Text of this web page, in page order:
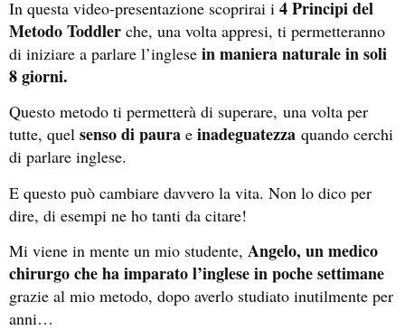
In questa video-presentazione scoprirai i 4 Principi del
Metodo Toddler che, una volta appresi, ti permetteranno
di iniziare a parlare l’inglese in maniera naturale in soli
8 giorni.
Questo metodo ti permetterà di superare, una volta per
tutte, quel senso di paura e inadeguatezza quando cerchi
di parlare inglese.
E questo può cambiare davvero la vita. Non lo dico per
dire, di esempi ne ho tanti da citare!
Mi viene in mente un mio studente, Angelo, un medico
chirurgo che ha imparato l’inglese in poche settimane
grazie al mio metodo, dopo averlo studiato inutilmente per
anni…